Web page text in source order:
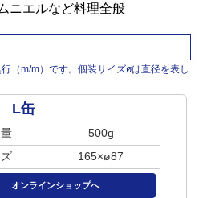
ニエルなど料理全般
（m/m）です。個装サイズøは直径を表し
L缶
500g
165×ø87
オンラインショップへ